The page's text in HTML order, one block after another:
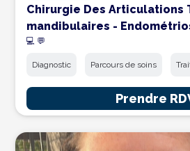
Chirurgie Des Articulations
mandibulaires -
💻 💬
Diagnostic Parcours de soins
Prendre